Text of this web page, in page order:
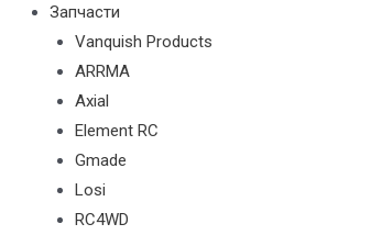
Запчасти
Vanquish Products
ARRMA
Axial
Element RC
Gmade
Losi
RC4WD